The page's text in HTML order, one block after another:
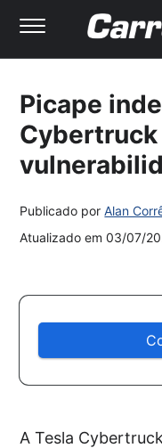
Picape
Cybertruck
Publicado porAlan
Atualizado em03/07/
A Tesla